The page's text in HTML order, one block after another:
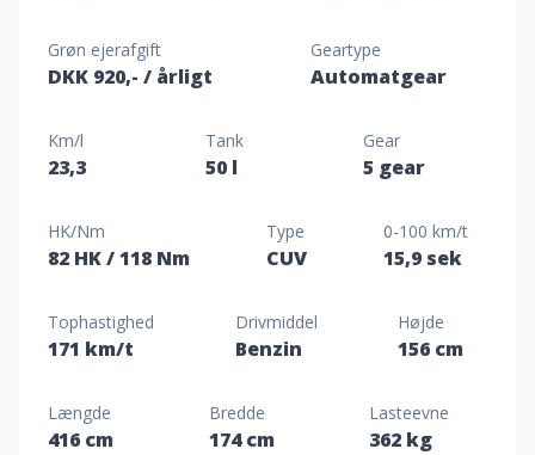
Grøn ejerafgift
DKK 920,- / årligt
Geartype
Automatgear
Km/l
23,3
Tank
50 l
Gear
5 gear
HK/Nm
82 HK/ 118 Nm
Type
CUV
0-100 km/t
15,9 sek
Tophastighed
171 km/t
Drivmiddel
Benzin
Højde
156 cm
Længde
416 cm
Bredde
174 cm
Lasteevne
362 kg